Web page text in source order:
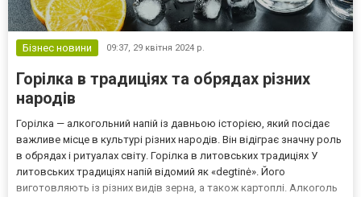
Бізнес новини 09:37, 29 квітня 2024 р.
Горілка в традиціях та обрядах різних
народів
Горілка — алкогольний напій із давньою історією, який посідає
важливе місце в культурі різних народів. Він відіграє значну роль
в обрядах і ритуалах світу. Горілка в литовських традиціях У
литовських традиціях напій відомий як «degtinė». Його
виготовляють із різних видів зерна, а також картоплі. Алкоголь